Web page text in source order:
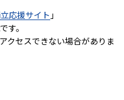
応援サイト 」
す。
クセスできない場合がありま